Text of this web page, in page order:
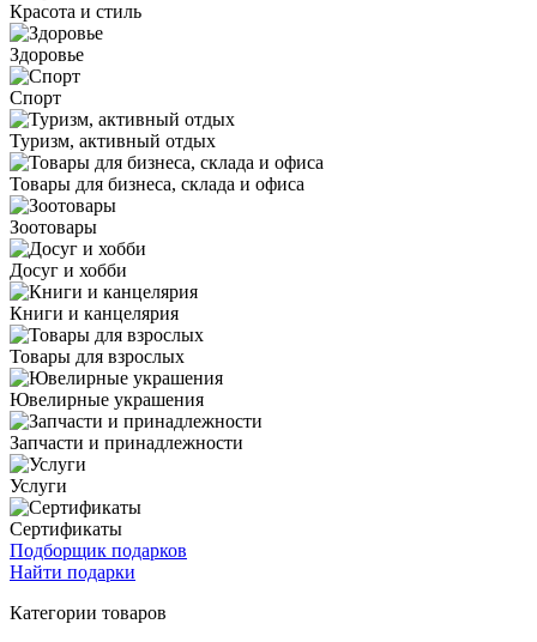
Красота и стиль
Здоровье
Спорт
Туризм, активный отдых
Товары для бизнеса, склада и офиса
Зоотовары
Досуг и хобби
Книги и канцелярия
Товары для взрослых
Ювелирные украшения
Запчасти и принадлежности
Услуги
Сертификаты
Подборщик подарков
Найти подарки
Категории товаров